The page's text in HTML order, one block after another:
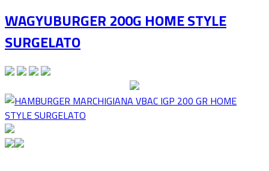
WAGYUBURGER 200G HOME STYLE
SURGELATO